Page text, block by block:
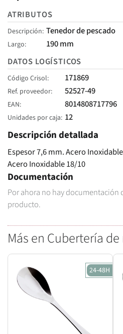
ATRIBUTOS
Descripción Tenedor de pescado
Largo
190 mm
DATOS LOGÍSTICOS
Código Crisol 171869
Ref. proveedor 52527-49
EAN 8014808717796
Unidades por caja 12
Descripción detallada
Espesor 7,6 mm. Acero
Acero Inoxidable 18/10
Documentación
Por ahora no hay documentación
producto.
Más en Cubertería de
24-48H